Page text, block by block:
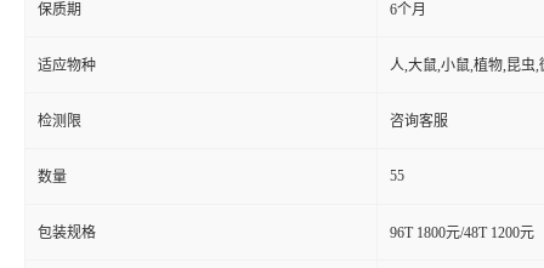
保质期 6个月
适应物种 人,大鼠,小鼠,植物,昆虫,
检测限 咨询客服
数量 55
包装规格 96T 1800元/48T 1200元